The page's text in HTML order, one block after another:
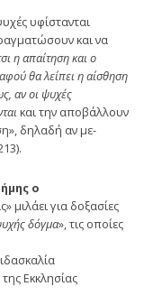
υφίστα­νται
και να
η απαίτηση και ο
θα λείπει η αίσθηση
αν οι ψυχές
και την αποβάλλουν
δηλαδή αν με­
ο
μιλάει για δο­ξασίες
δόγμα», τις οποίες
Εκκλησίας